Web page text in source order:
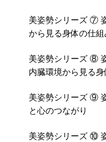
美姿勢シリーズ ⑦
から見る身体の仕組
美姿勢シリーズ ⑧
内臓環境から見る
美姿勢シリーズ ⑨
と心のつながり
美姿勢シリーズ ⑩